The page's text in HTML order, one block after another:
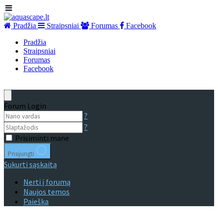
Pradžia Straipsniai Forumas
Facebook
Pradžia
Straipsniai
Forumas
Facebook
Forum Login
?
?
Prisiminti mane
Prisijungti
Sukurti sąskaitą
Nerti į forumą
Naujos temos
Paieška